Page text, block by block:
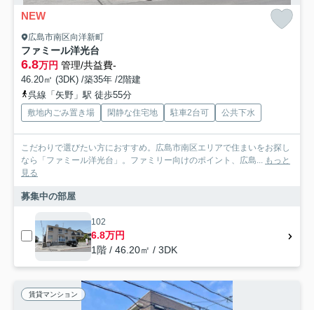
NEW
広島市南区向洋新町
ファミール洋光台
6.8万円 管理/共益費-
46.20㎡ (3DK) /築35年 /2階建
呉線「矢野」駅 徒歩55分
敷地内ごみ置き場 閑静な住宅地 駐車2台可 公共下水
こだわりで選びたい方におすすめ。広島市南区エリアで住まいをお探し
なら「ファミール洋光台」。ファミリー向けのポイント、広島... もっと
見る
募集中の部屋
102
6.8万円
1階 / 46.20㎡ / 3DK
賃貸マンション